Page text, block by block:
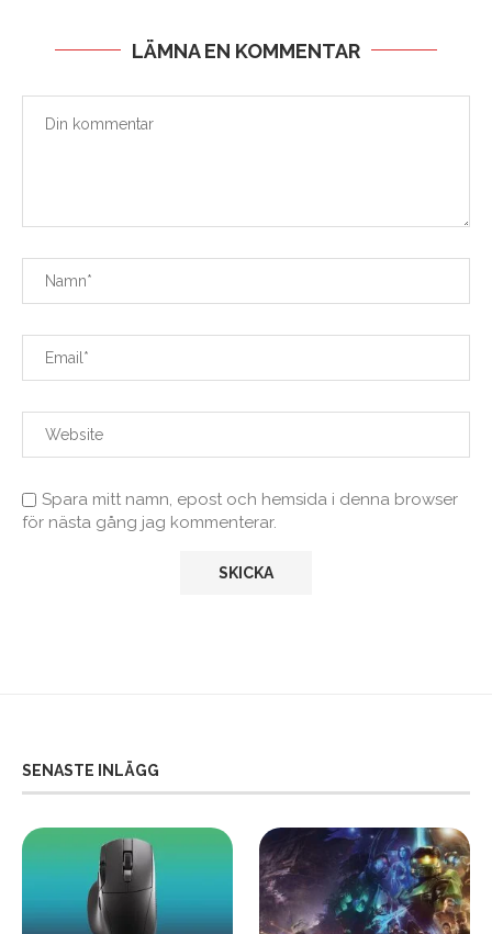
LÄMNA EN KOMMENTAR
Spara mitt namn, epost och hemsida i denna browser
för nästa gång jag kommenterar.
SENASTE INLÄGG